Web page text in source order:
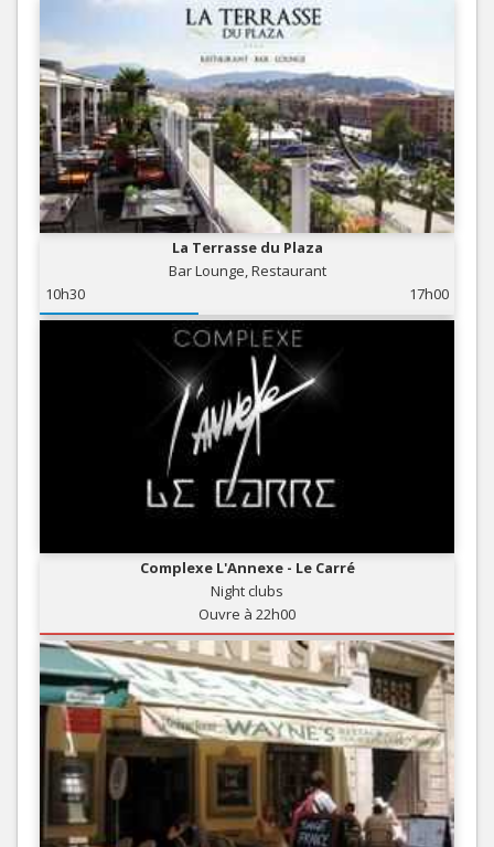
La Terrasse du Plaza
Bar Lounge, Restaurant
10h30
17h00
Complexe L'Annexe - Le Carré
Night clubs
Ouvre à 22h00